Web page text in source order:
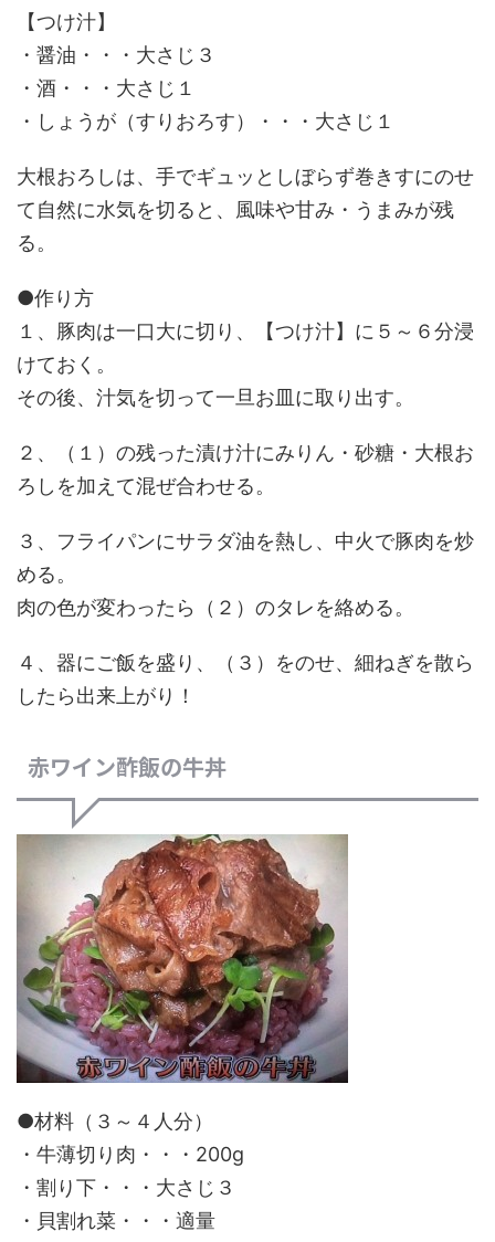
【つけ汁】
・醤油・・・大さじ３
・酒・・・大さじ１
・しょうが（すりおろす）・・・大さじ１
大根おろしは、手でギュッとしぼらず巻きすにのせ
て自然に水気を切ると、風味や甘み・うまみが残
る。
●作り方
１、豚肉は一口大に切り、【つけ汁】に５～６分浸
けておく。
その後、汁気を切って一旦お皿に取り出す。
２、（１）の残った漬け汁にみりん・砂糖・大根お
ろしを加えて混ぜ合わせる。
３、フライパンにサラダ油を熱し、中火で豚肉を炒
める。
肉の色が変わったら（２）のタレを絡める。
４、器にご飯を盛り、（３）をのせ、細ねぎを散ら
したら出来上がり！
赤ワイン酢飯の牛丼
●材料（３～４人分）
・牛薄切り肉・・・200g
・割り下・・・大さじ３
・貝割れ菜・・・適量